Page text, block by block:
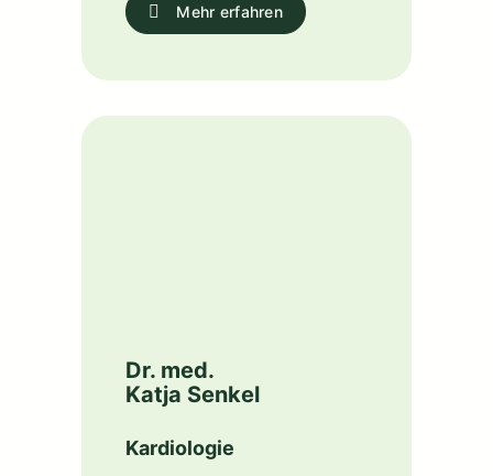
Mehr erfahren
Dr. med.
Katja Senkel
Kardiologie